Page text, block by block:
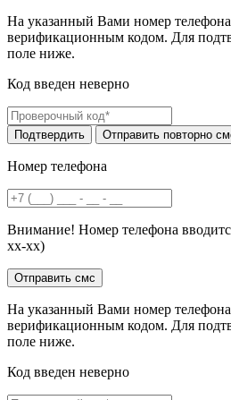
На указанный Вами номер
верификационным кодом. Для
поле ниже.
Код введен неверно
Номер телефона
Внимание! Номер телефона
хх-хх)
На указанный Вами номер
верификационным кодом. Для
поле ниже.
Код введен неверно